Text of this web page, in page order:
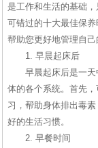
是工作和生活的基础
可错过的十大最佳保
帮助您更好地管理自己
1. 早晨起床后
早晨起床后是一
体的各个系统。首先
习，帮助身体排出毒
好的生活习惯。
2. 早餐时间